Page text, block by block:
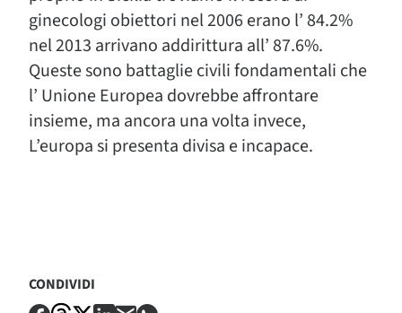
ginecologi obiettori nel 2006 erano l’ 84.2%
nel 2013 arrivano addirittura all’ 87.6%.
Queste sono battaglie civili fondamentali che
l’ Unione Europea dovrebbe affrontare
insieme, ma ancora una volta invece,
L’europa si presenta divisa e incapace.
CONDIVIDI